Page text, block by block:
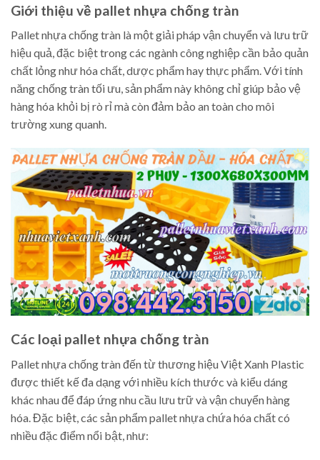
Giới thiệu về pallet nhựa chống tràn
Pallet nhựa chống tràn là một giải pháp vận chuyển và lưu trữ
hiệu quả, đặc biệt trong các ngành công nghiệp cần bảo quản
chất lỏng như hóa chất, dược phẩm hay thực phẩm. Với tính
năng chống tràn tối ưu, sản phẩm này không chỉ giúp bảo vệ
hàng hóa khỏi bị rò rỉ mà còn đảm bảo an toàn cho môi
trường xung quanh.
Các loại pallet nhựa chống tràn
Pallet nhựa chống tràn đến từ thương hiệu Việt Xanh Plastic
được thiết kế đa dạng với nhiều kích thước và kiểu dáng
khác nhau để đáp ứng nhu cầu lưu trữ và vận chuyển hàng
hóa. Đặc biệt, các sản phẩm pallet nhựa chứa hóa chất có
nhiều đặc điểm nổi bật, như: